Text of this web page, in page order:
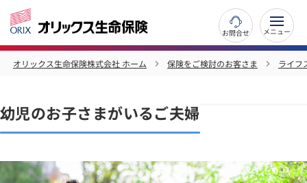
お問合せ
オリックス生命保険株式会社 ホーム 保険をご検討のお客さま ライフ
幼児のお子さまがいるご夫婦